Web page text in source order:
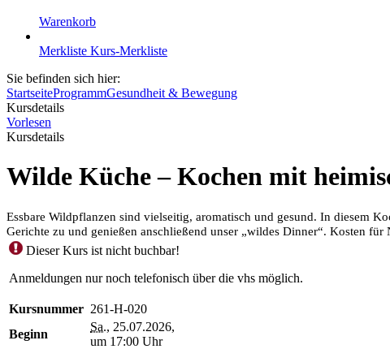
Warenkorb
Merkliste Kurs-Merkliste
Sie befinden sich hier:
StartseiteProgrammGesundheit & Bewegung
Kursdetails
Vorlesen
Kursdetails
Wilde Küche – Kochen mit
Essbare Wildpflanzen sind vielseitig, aromatisch und gesund. In diesem
Gerichte zu und genießen anschließend unser „wildes Dinner“. Kosten
Dieser Kurs ist nicht buchbar!
Anmeldungen nur noch telefonisch über die vhs möglich.
Kursnummer 261-H-020
Beginn
Sa., 25.07.2026,
um 17:00 Uhr